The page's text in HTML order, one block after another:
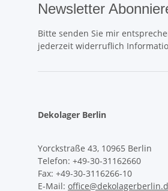
Newsletter
Bitte senden Sie mir
jederzeit widerruflich
Dekolager Berlin
Yorckstraße 43, 10965 Berlin
Telefon: +49-30-31162660
Fax: +49-30-3116266-10
E-Mail: